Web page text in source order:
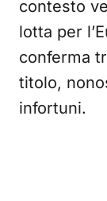
contesto
lotta per
conferma
titolo,
infortuni.